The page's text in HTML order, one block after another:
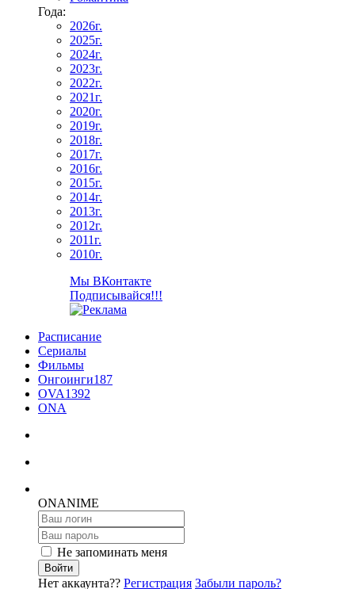
Года:
2026г.
2025г.
2024г.
2023г.
2022г.
2021г.
2020г.
2019г.
2018г.
2017г.
2016г.
2015г.
2014г.
2013г.
2012г.
2011г.
2010г.
Мы ВКонтакте
Подписывайся!!!
Расписание
Сериалы
Фильмы
Онгоинги187
OVA1392
ONA
ONANIME
Не запоминать меня
Войти
Нет аккаунта?? Регистрация Забыли пароль?